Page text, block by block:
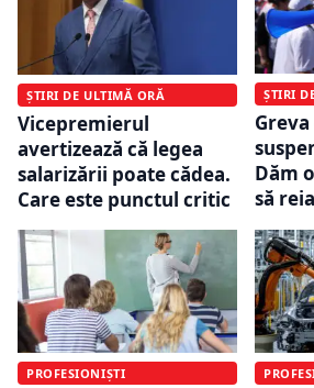
ȘTIRI DE ULTIMĂ ORĂ
Vicepremierul
avertizează că legea
salarizării poate cădea.
Care este punctul critic
ȘTIRI
Dăm
să
PROFESIONIȘTI